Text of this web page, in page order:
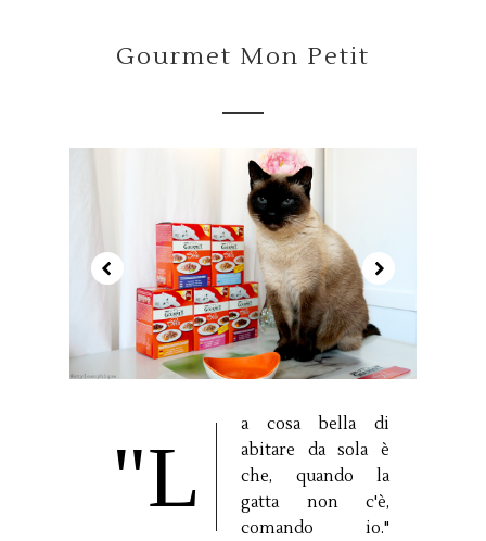
Gourmet Mon Petit
"L
a cosa bella di
abitare da sola è
che, quando la
gatta non c'è,
comando io."